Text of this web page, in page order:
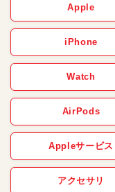
Apple
iPhone
Watch
AirPods
Appleサービス
アクセサリ